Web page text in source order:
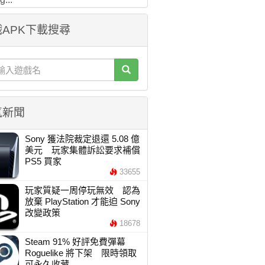
下載搜尋
聞
Sony 獲法院裁定退還 5.08 億
美元 玩家集體訴訟要求補償
PS5 買家
33655
玩家質疑一周停玩無效 認為
放棄 PlayStation 才能迫 Sony
改變政策
18678
Steam 91% 好評免費彈幕
Roguelike 將下架 限時領取